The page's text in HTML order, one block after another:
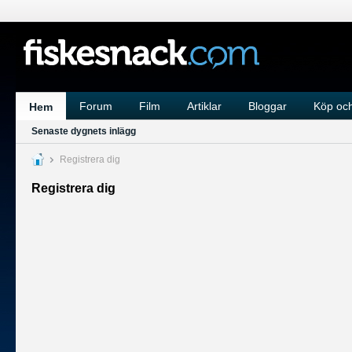
Hem Forum Film Artiklar Bloggar Köp
Senaste dygnets inlägg
Registrera dig
Registrera dig